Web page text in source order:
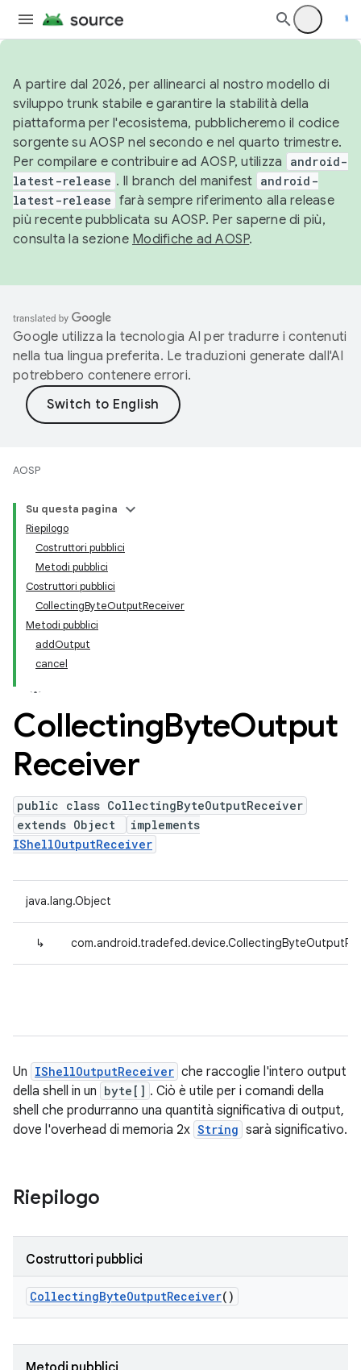
A partire dal 2026, per allinearci al nostro modello di
sviluppo trunk stabile e garantire la stabilità della
piattaforma per l'ecosistema, pubblicheremo il codice
sorgente su AOSP nel secondo e nel quarto trimestre.
Per compilare e contribuire ad AOSP, utilizza
android-
latest-release . Il branch del manifest android-
latest-release farà sempre riferimento alla release
più recente pubblicata su AOSP. Per saperne di più,
consulta la sezione Modifiche ad AOSP.
Google utilizza la tecnologia AI per tradurre i contenuti
nella tua lingua preferita. Le traduzioni generate dall'AI
potrebbero contenere errori.
AOSP
Su questa pagina
Riepilogo
Costruttori pubblici
Metodi pubblici
Costruttori pubblici
CollectingByteOutputReceiver
Metodi pubblici
addOutput
cancel
CollectingByteOutput
Receiver
public class CollectingByteOutputReceiver
extends Object
implements
IShellOutputReceiver
java.lang.Object
↳
Un IShellOutputReceiver che raccoglie l'intero output
della shell in un byte[] . Ciò è utile per i comandi della
shell che produrranno una quantità significativa di output,
dove l'overhead di memoria 2x String sarà significativo.
Riepilogo
Costruttori pubblici
CollectingByteOutputReceiver()